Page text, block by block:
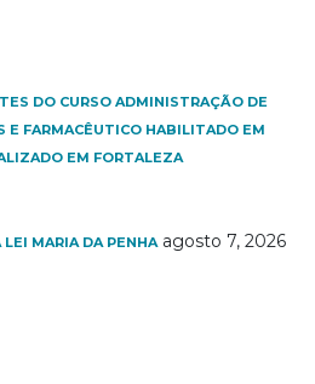
DO CURSO ADMINISTRAÇÃO DE
E FARMACÊUTICO HABILITADO EM
EM FORTALEZA
MARIA DA PENHA agosto 7, 2026